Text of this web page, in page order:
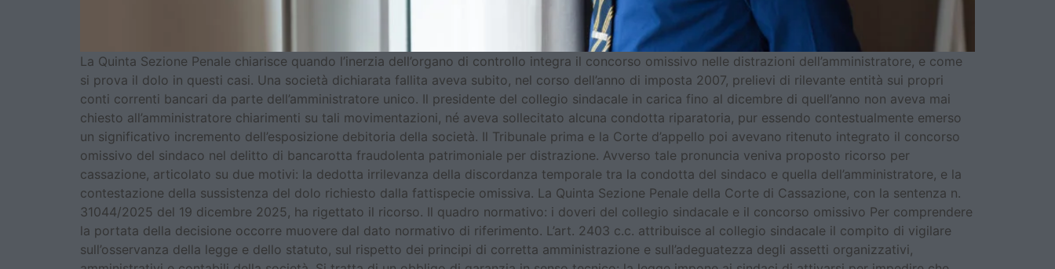
La Quinta Sezione Penale chiarisce quando l’inerzia dell’organo di controllo integra il concorso omissivo nelle distrazioni dell’amministratore, e come
si prova il dolo in questi casi. Una società dichiarata fallita aveva subito, nel corso dell’anno di imposta 2007, prelievi di rilevante entità sui propri
conti correnti bancari da parte dell’amministratore unico. Il presidente del collegio sindacale in carica fino al dicembre di quell’anno non aveva mai
chiesto all’amministratore chiarimenti su tali movimentazioni, né aveva sollecitato alcuna condotta riparatoria, pur essendo contestualmente emerso
un significativo incremento dell’esposizione debitoria della società. Il Tribunale prima e la Corte d’appello poi avevano ritenuto integrato il concorso
omissivo del sindaco nel delitto di bancarotta fraudolenta patrimoniale per distrazione. Avverso tale pronuncia veniva proposto ricorso per
cassazione, articolato su due motivi: la dedotta irrilevanza della discordanza temporale tra la condotta del sindaco e quella dell’amministratore, e la
contestazione della sussistenza del dolo richiesto dalla fattispecie omissiva. La Quinta Sezione Penale della Corte di Cassazione, con la sentenza n.
31044/2025 del 19 dicembre 2025, ha rigettato il ricorso. Il quadro normativo: i doveri del collegio sindacale e il concorso omissivo Per comprendere
la portata della decisione occorre muovere dal dato normativo di riferimento. L’art. 2403 c.c. attribuisce al collegio sindacale il compito di vigilare
sull’osservanza della legge e dello statuto, sul rispetto dei principi di corretta amministrazione e sull’adeguatezza degli assetti organizzativi,